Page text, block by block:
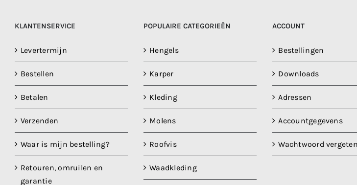
KLANTENSERVICE
Levertermijn
Bestellen
Betalen
Verzenden
Waar is mijn bestelling?
Retouren, omruilen en
garantie
POPULAIRE CATEGORIEËN
Hengels
Karper
Kleding
Molens
Roofvis
Waadkleding
ACCOUNT
Bestellingen
Downloads
Adressen
Accountgegevens
Wachtwoord vergeten